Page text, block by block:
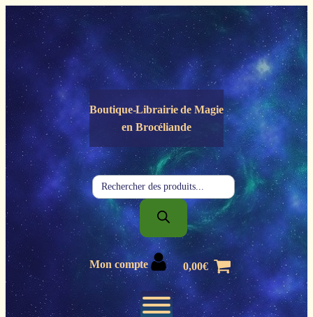
Panneau de gestion des cookies
Boutique-Librairie deMagie
en Brocéliande
Recherche
de
produits
Mon compte 0,00€